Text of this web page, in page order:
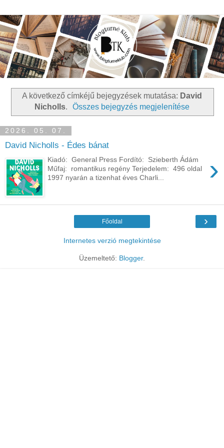
A következő címkéjű bejegyzések mutatása: David
Nicholls. Összes bejegyzés megjelenítése
2026. 05. 07.
David Nicholls - Édes bánat
›
Kiadó: General Press Fordító: Szieberth Ádám
Műfaj: romantikus regény Terjedelem: 496 oldal
1997 nyarán a tizenhat éves Charli...
›
Főoldal
Internetes verzió megtekintése
Üzemeltető: Blogger.